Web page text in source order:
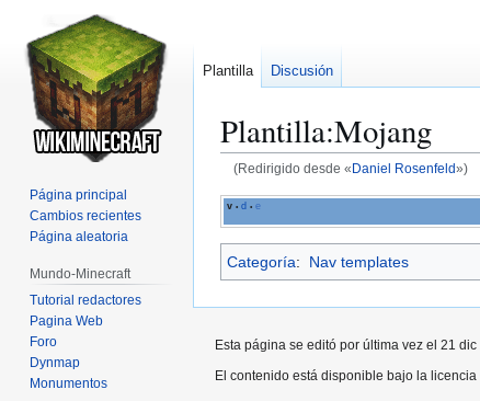
Plantilla:Mojang
(Redirigido desde « Daniel Rosenfeld»)
Ir
a
la
navegación
Ir
a
la
búsqueda
v • d • e
Categoría: Nav templates
Plantilla Discusión
Página principal
Cambios recientes
Página aleatoria
Mundo-Minecraft
Tutorial redactores
Pagina Web
Foro
Dynmap
Monumentos
Esta página se editó por última vez el 21 dic
El contenido está disponible bajo la licencia